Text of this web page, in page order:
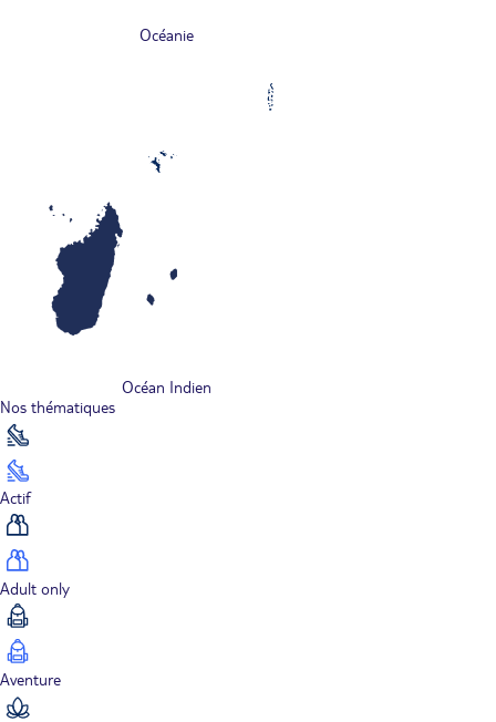
Océanie
Océan Indien
Nos thématiques
Actif
Adult only
Aventure